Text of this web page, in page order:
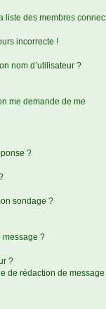
liste des membres
incorrecte !
nom d’utilisateur ?
me demande de me
?
sondage ?
message ?
?
de rédaction de message